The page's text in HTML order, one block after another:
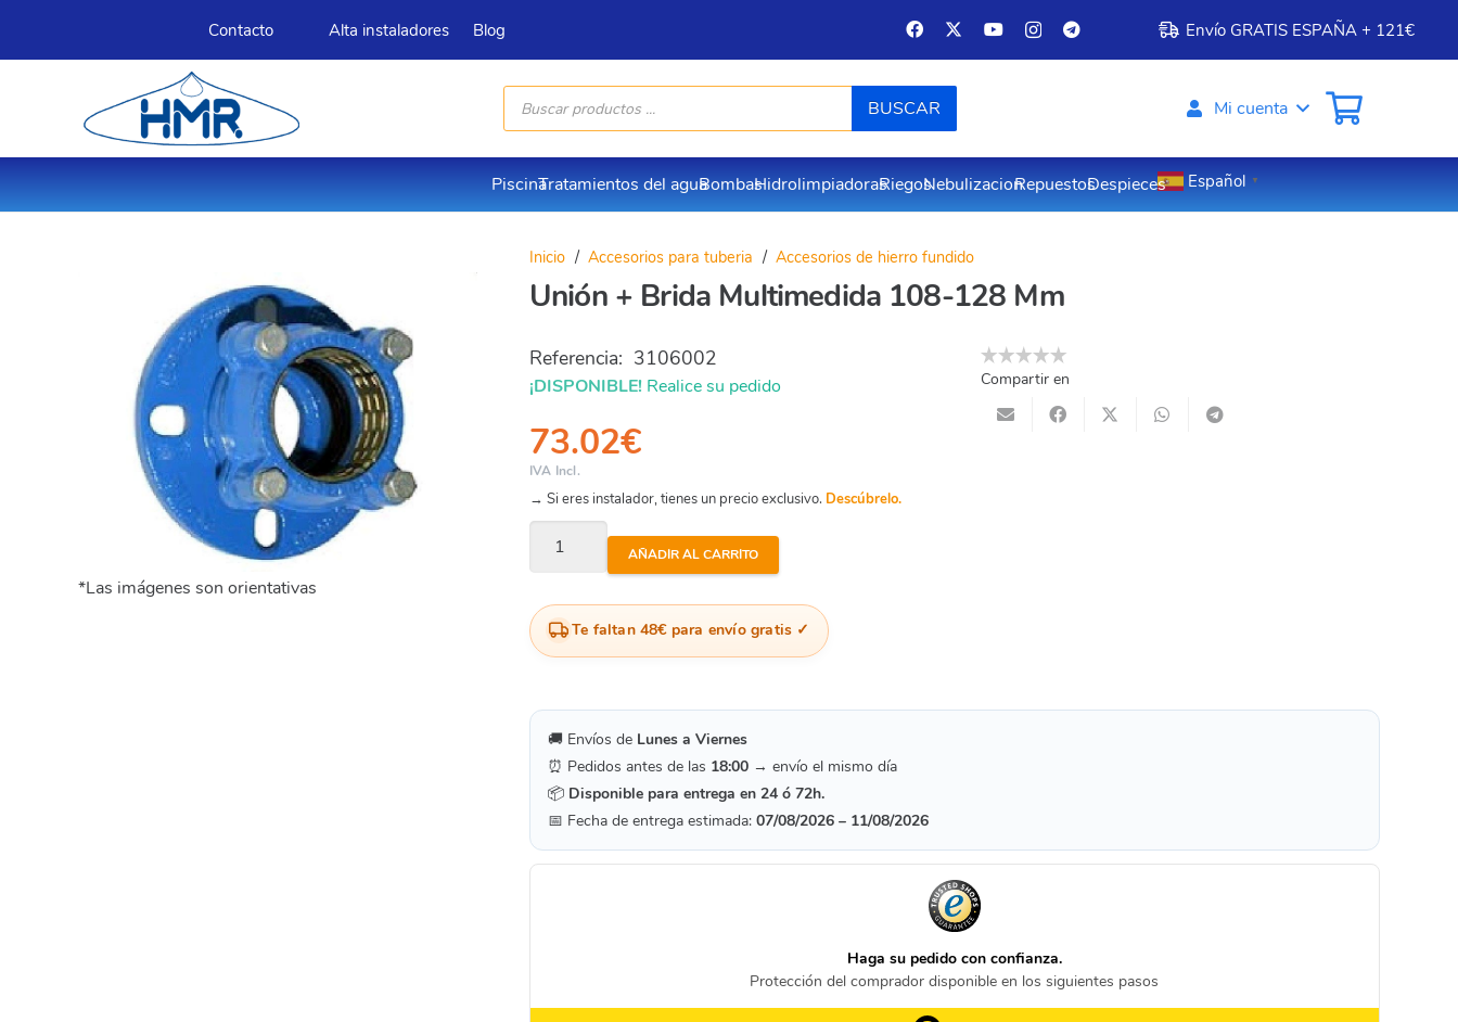
Contacto Alta instaladores Blog Envío GRATIS ESPAÑA + 121€
Búsqueda
productos
BUSCAR Mi cuenta
PiscinaTratamientos del aguaBombasHidrolimpiadorasRiegosNebulizacionRepuestosDespieces Español ▼
*Las imágenes son orientativas
Inicio / Accesorios para tuberia / Accesorios de hierro fundido
Unión + Brida Multimedida 108-128 Mm
Referencia: 3106002
¡DISPONIBLE!Realice su pedido
73.02€
IVA Incl.
→ Si eres instalador, tienes un precio exclusivo. Descúbrelo.
Unión
+
Brida
Multimedida
Mm
cantidad
AÑADIR AL CARRITO
Te faltan 48€ para envío gratis
Compartir en
🚚 Envíos de Lunes a Viernes
⏰ Pedidos antes de las 18:00→ envío el mismo día
📦 Disponible para entrega en 24 ó 72h.
📅 Fecha de entrega estimada: 07/08/2026 – 11/08/2026